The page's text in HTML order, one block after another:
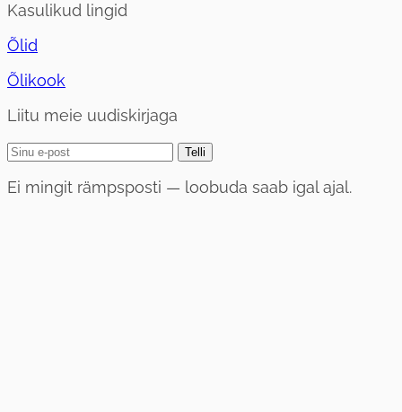
Kasulikud lingid
Õlid
Õlikook
Liitu meie uudiskirjaga
Telli
Ei mingit rämpsposti — loobuda saab igal ajal.